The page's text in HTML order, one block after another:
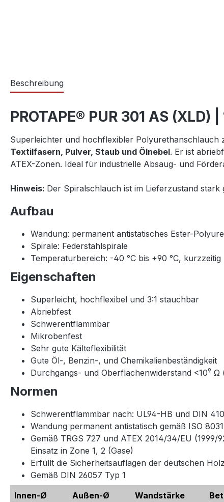
Beschreibung
PROTAPE® PUR 301 AS
Superleichter und hochflexibler Polyurethanschlauch
Textilfasern, Pulver, Staub und Ölnebel. Er ist
ATEX-Zonen. Ideal für industrielle Absaug- und
Hinweis: Der Spiralschlauch ist im Lieferzustand
Aufbau
Wandung: permanent antistatisches Ester-
Spirale: Federstahlspirale
Temperaturbereich: -40 °C bis +90 °C, kurzzeitig
Eigenschaften
Superleicht, hochflexibel und 3:1 stauchbar
Abriebfest
Schwerentflammbar
Mikrobenfest
Sehr gute Kälteflexibilität
Gute Öl-, Benzin-, und Chemikalienbeständigkeit
Durchgangs- und Oberflächenwiderstand <109 Ω
Normen
Schwerentflammbar nach: UL94-HB und DIN
Wandung permanent antistatisch gemäß ISO 8031
Gemäß TRGS 727 und ATEX 2014/34/EU
Einsatz in Zone 1, 2 (Gase)
Erfüllt die Sicherheitsauflagen der deutschen
Gemäß DIN 26057 Typ 1
Innen-Ø
Außen-Ø
Wandstärke